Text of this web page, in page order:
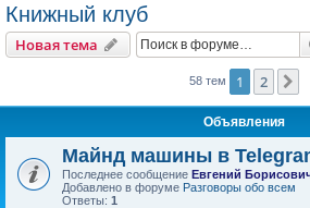
Книжный клуб
Новая тема
58 тем 1 2
Объявления
Майнд машины в
Последнее сообщение Евгений
Добавлено в форуме Разговоры обо всем
Ответы: 1